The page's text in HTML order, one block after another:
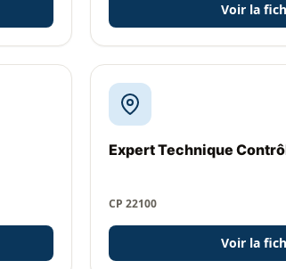
Voir la
Expert Technique
CP 22100
Voir la